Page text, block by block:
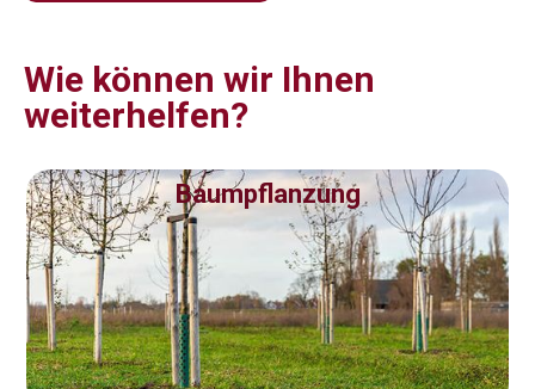
Wie können wir Ihnen
weiterhelfen?
Baumpflanzung